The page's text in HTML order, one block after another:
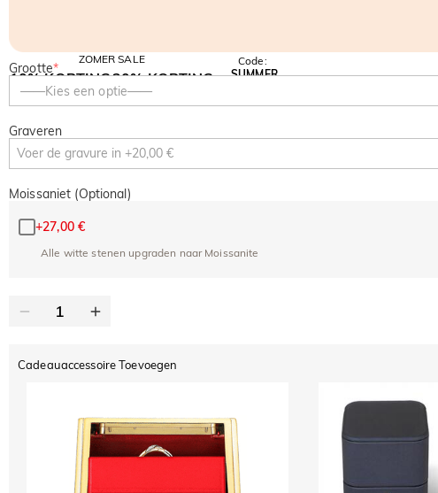
ZOMER SALE
10% KORTING
OP ALLES
30% KORTING
OP HET 2E ARTIKEL
Code:
SUMMER
Grootte*
——Kies een optie——
Graveren
Moissaniet (Optional)
+27,00 €
Alle witte stenen upgraden naar Moissanite
Cadeauaccessoire Toevoegen